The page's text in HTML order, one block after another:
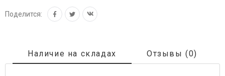
Поделится:
Наличие на складах Отзывы (0)